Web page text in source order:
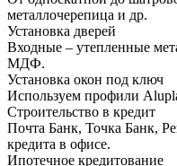
металлочерепица и др.
Установка дверей
Входные – утепленные
МДФ.
Установка окон под ключ
Используем профили
Строительство в кредит
Почта Банк, Точка Банк,
кредита в офисе.
Ипотечное кредитование